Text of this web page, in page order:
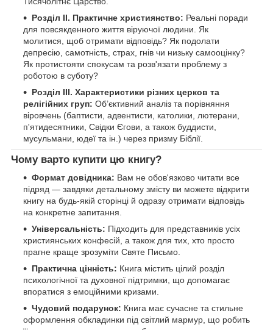
Розділ II. Практичне християнство: Реальні поради
для повсякденного життя віруючої людини. Як
молитися, щоб отримати відповідь? Як подолати
депресію, самотність, страх, гнів чи низьку самооцінку?
Як протистояти спокусам та розв'язати проблему з
роботою в суботу?
Розділ III. Характеристики різних церков та
релігійних груп: Об’єктивний аналіз та порівняння
віровчень (баптисти, адвентисти, католики, лютерани,
п'ятидесятники, Свідки Єгови, а також буддисти,
мусульмани, юдеї та ін.) через призму Біблії.
Чому варто купити цю книгу?
Формат довідника: Вам не обов'язково читати все
підряд — завдяки детальному змісту ви можете відкрити
книгу на будь-якій сторінці й одразу отримати відповідь
на конкретне запитання.
Універсальність: Підходить для представників усіх
християнських конфесій, а також для тих, хто просто
прагне краще зрозуміти Святе Письмо.
Практична цінність: Книга містить цілий розділ
психологічної та духовної підтримки, що допомагає
впоратися з емоційними кризами.
Чудовий подарунок: Книга має сучасне та стильне
оформлення обкладинки під світлий мармур, що робить